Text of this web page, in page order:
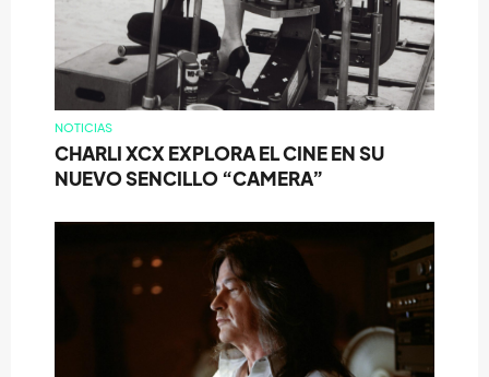
NOTICIAS
CHARLI XCX EXPLORA EL CINE EN SU
NUEVO SENCILLO “CAMERA”